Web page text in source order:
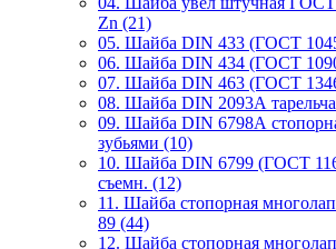
Zn (21)
05. Шайба DIN 433 (ГОСТ
06. Шайба DIN 434 (ГОСТ
07. Шайба DIN 463 (ГОСТ
08. Шайба DIN 2093А
09. Шайба DIN 6798А
зубьями (10)
10. Шайба DIN 6799 (ГОСТ
съемн. (12)
11. Шайба стопорная
89 (44)
12. Шайба стопорная